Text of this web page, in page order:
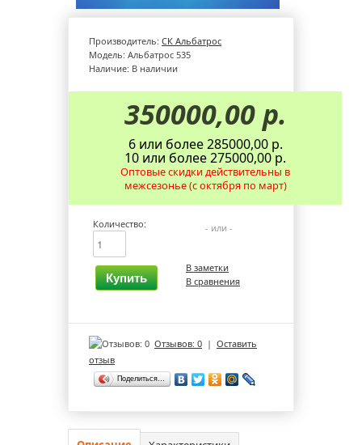
Производитель: СК Альбатрос
Модель: Альбатрос 535
Наличие: В наличии
350000,00 р.
6 или более 285000,00 р.
10 или более 275000,00 р.
Оптовые скидки действительны в
межсезонье (с октября по март)
Количество:
Купить
- или -
В заметки
В сравнения
Отзывов: 0 | Оставить
отзыв
Поделиться…